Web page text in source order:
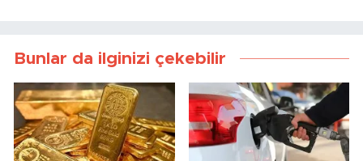
Bunlar da ilginizi çekebilir